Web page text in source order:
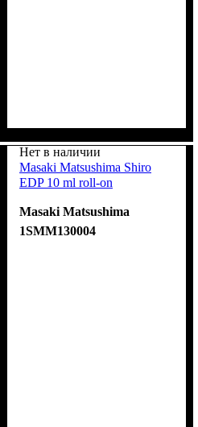
Нет в наличии
Masaki Matsushima Shiro
EDP 10 ml roll-on
Masaki Matsushima
1SMM130004